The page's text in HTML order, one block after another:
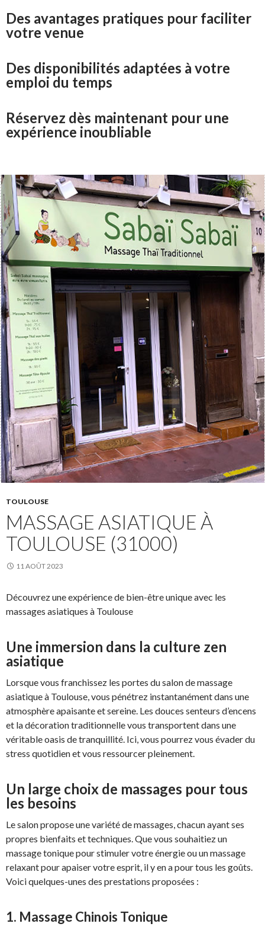
Des avantages pratiques pour faciliter
votre venue
Des disponibilités adaptées à votre
emploi du temps
Réservez dès maintenant pour une
expérience inoubliable
TOULOUSE
MASSAGE ASIATIQUE À
TOULOUSE (31000)
11 AOÛT 2023
Découvrez une expérience de bien-être unique avec les
massages asiatiques à Toulouse
Une immersion dans la culture zen
asiatique
Lorsque vous franchissez les portes du salon de massage
asiatique à Toulouse, vous pénétrez instantanément dans une
atmosphère apaisante et sereine. Les douces senteurs d’encens
et la décoration traditionnelle vous transportent dans une
véritable oasis de tranquillité. Ici, vous pourrez vous évader du
stress quotidien et vous ressourcer pleinement.
Un large choix de massages pour tous
les besoins
Le salon propose une variété de massages, chacun ayant ses
propres bienfaits et techniques. Que vous souhaitiez un
massage tonique pour stimuler votre énergie ou un massage
relaxant pour apaiser votre esprit, il y en a pour tous les goûts.
Voici quelques-unes des prestations proposées :
1. Massage Chinois Tonique